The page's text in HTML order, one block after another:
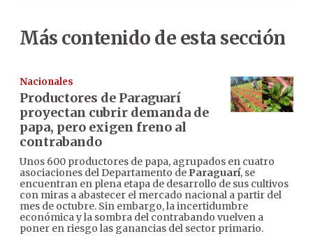
Más contenido de esta sección
Nacionales
Productores de Paraguarí
proyectan cubrir demanda de
papa, pero exigen freno al
contrabando
Unos 600 productores de papa, agrupados en cuatro
asociaciones del Departamento de Paraguarí, se
encuentran en plena etapa de desarrollo de sus cultivos
con miras a abastecer el mercado nacional a partir del
mes de octubre. Sin embargo, la incertidumbre
económica y la sombra del contrabando vuelven a
poner en riesgo las ganancias del sector primario.